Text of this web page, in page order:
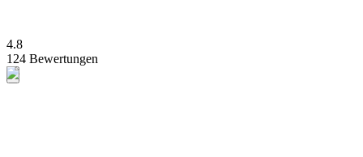
4.8
124 Bewertungen